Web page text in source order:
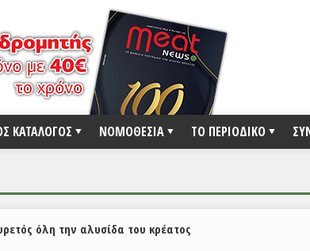
ΚΑΤΑΛΟΓΟΣ ΝΟΜΟΘΕΣΙΑ ΤΟ ΠΕΡΙΟΔΙΚΟ
όλη την αλυσίδα του κρέατος